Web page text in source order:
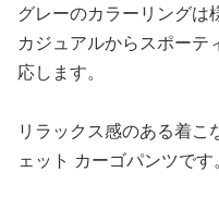
グレーのカラーリングは
カジュアルからスポーテ
応します。
リラックス感のある着こ
ェット カーゴパンツです。